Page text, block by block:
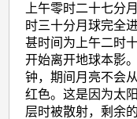
上午零时二十七分
时三十分月球完全
甚时间为上午二时
开始离开地球本影
钟，期间月亮不会
红色。这是因为太
层时被散射，剩余